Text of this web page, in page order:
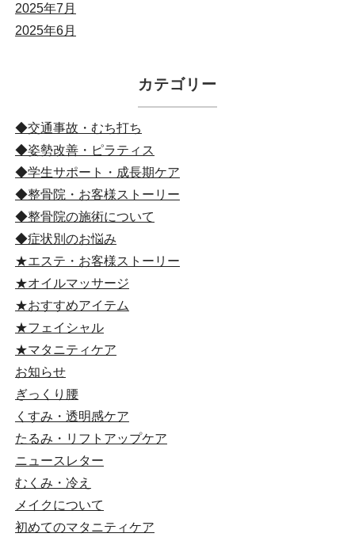
2025年7月
2025年6月
カテゴリー
◆交通事故・むち打ち
◆姿勢改善・ピラティス
◆学生サポート・成長期ケア
◆整骨院・お客様ストーリー
◆整骨院の施術について
◆症状別のお悩み
★エステ・お客様ストーリー
★オイルマッサージ
★おすすめアイテム
★フェイシャル
★マタニティケア
お知らせ
ぎっくり腰
くすみ・透明感ケア
たるみ・リフトアップケア
ニュースレター
むくみ・冷え
メイクについて
初めてのマタニティケア